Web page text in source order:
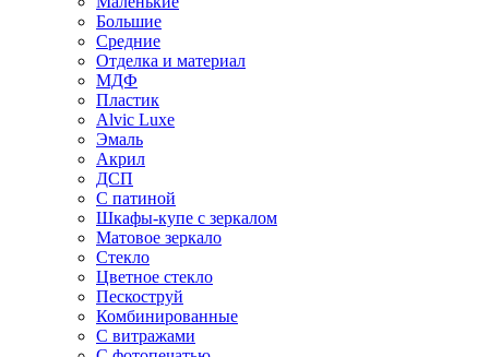
Большие
Средние
Отделка и материал
МДФ
Пластик
Alvic Luxe
Эмаль
Акрил
ДСП
С патиной
Шкафы-купе с зеркалом
Матовое зеркало
Стекло
Цветное стекло
Пескоструй
Комбинированные
С витражами